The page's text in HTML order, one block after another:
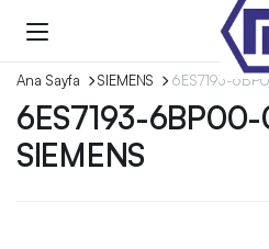
Ana Sayfa SIEMENS 6ES7193-
6ES7193-
SIEMENS